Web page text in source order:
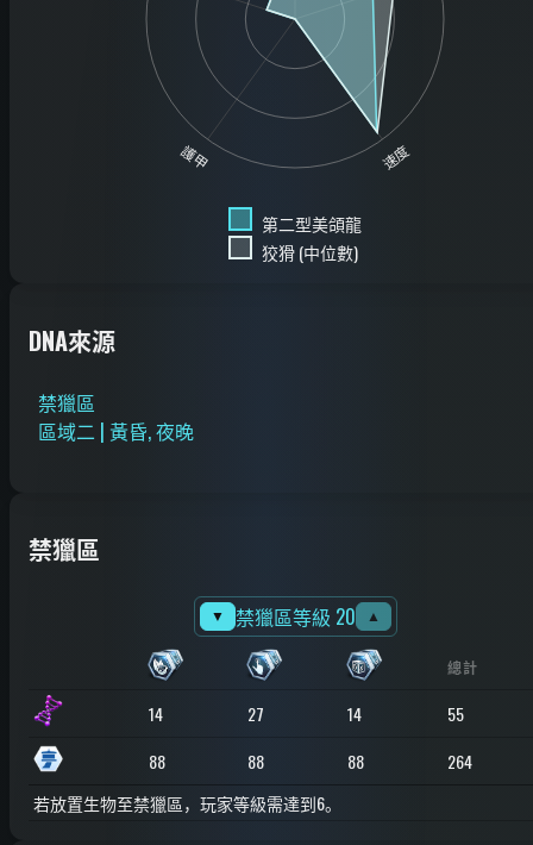
速度
護甲
第二型美頜龍
狡猾 (中位數)
DNA來源
禁獵區
區域二 | 黃昏, 夜晚
禁獵區
▼ 禁獵區等級 20 ▲
總計
14 27 14
55
88
88 88
264
若放置生物至禁獵區，玩家等級需達到6。